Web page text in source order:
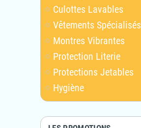
Culottes Lavables
Vêtements Spécialisés
Montres Vibrantes
Protection Literie
Protections Jetables
Hygiène